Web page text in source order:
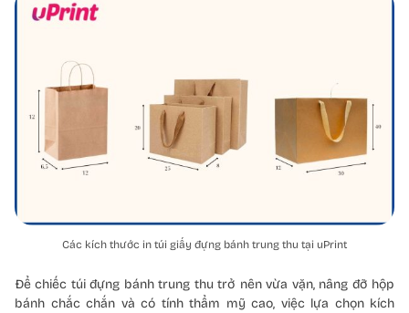
Các kích thước in túi giấy đựng bánh trung thu tại uPrint
Để chiếc túi đựng bánh trung thu trở nên vừa vặn, nâng đỡ hộp
bánh chắc chắn và có tính thẩm mỹ cao, việc lựa chọn kích